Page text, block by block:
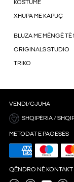
KOSTUME
XHUPA ME KAPUÇ
BLUZA ME MËNGË TË
ORIGINALS STUDIO
TRIKO
VENDI/GJUHA
SHQIPËRIA /
METODAT E PAGESËS
QËNDRO NË KONTAKT